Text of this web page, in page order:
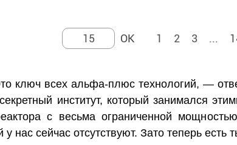
1 2 3 ...
ключ всех альфа-плюс технологий, —
институт, который занимался
с весьма ограниченной
нас сейчас отсутствуют. Зато теперь есть